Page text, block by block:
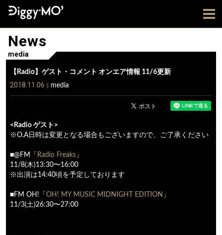
News
media
【Radio】ゲスト・コメント オンエア情報 11/6更新
2018.11.06 media
<Radio ゲスト>
※O.A日時は変更となる場合もございますので、ご了承ください
■@FM「 Radio Freaks 」
11/8(木)13:30〜16:00
※出演は14:40頃を予定しております
■FM OH!「 OH! MY MUSIC MIDNIGHT EDITION 」
11/3(土)26:30〜27:00